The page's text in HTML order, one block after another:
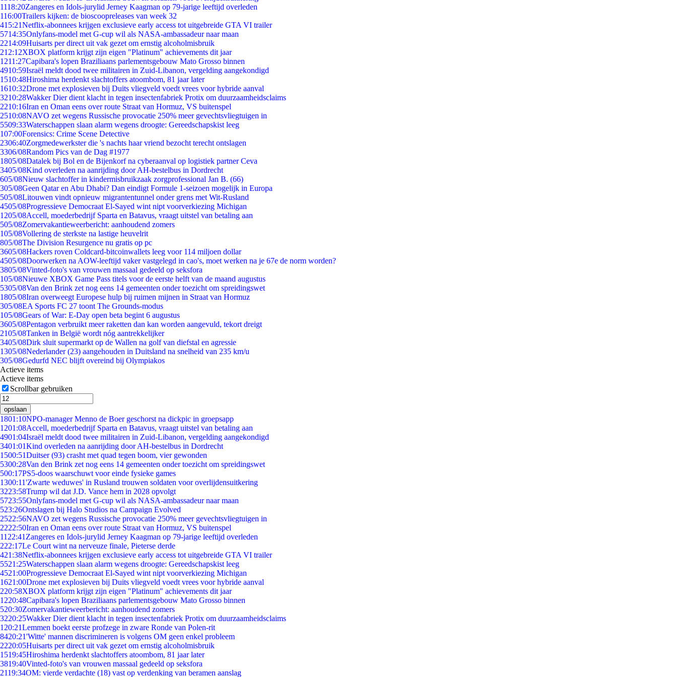
1118:20Zangeres en Idols-jurylid Jerney Kaagman op 79-jarige leeftijd overleden
116:00Trailers kijken: de bioscoopreleases van week 32
415:21Netflix-abonnees krijgen exclusieve early access tot uitgebreide GTA VI trailer
5714:35Onlyfans-model met G-cup wil als NASA-ambassadeur naar maan
2214:09Huisarts per direct uit vak gezet om ernstig alcoholmisbruik
212:12XBOX platform krijgt zijn eigen "Platinum" achievements dit jaar
1211:27Capibara's lopen Braziliaans parlementsgebouw Mato Grosso binnen
4910:59Israël meldt dood twee militairen in Zuid-Libanon, vergelding aangekondigd
1510:48Hiroshima herdenkt slachtoffers atoombom, 81 jaar later
1610:32Drone met explosieven bij Duits vliegveld voedt vrees voor hybride aanval
3210:28Wakker Dier dient klacht in tegen insectenfabriek Protix om duurzaamheidsclaims
2210:16Iran en Oman eens over route Straat van Hormuz, VS buitenspel
2510:08NAVO zet wegens Russische provocatie 250% meer gevechtsvliegtuigen in
5509:33Waterschappen slaan alarm wegens droogte: Gereedschapskist leeg
107:00Forensics: Crime Scene Detective
2306:40Zorgmedewerkster die 's nachts haar vriend bezocht terecht ontslagen
3306/08Random Pics van de Dag #1977
1805/08Datalek bij Bol en de Bijenkorf na cyberaanval op logistiek partner Ceva
3405/08Kind overleden na aanrijding door AH-bestelbus in Dordrecht
605/08Nieuw slachtoffer in kindermisbruikzaak zorgprofessional Jan B. (66)
305/08Geen Qatar en Abu Dhabi? Dan eindigt Formule 1-seizoen mogelijk in Europa
505/08Litouwen vindt opnieuw migrantentunnel onder grens met Wit-Rusland
4505/08Progressieve Democraat El-Sayed wint nipt voorverkiezing Michigan
1205/08Accell, moederbedrijf Sparta en Batavus, vraagt uitstel van betaling aan
505/08Zomervakantieweerbericht: aanhoudend zomers
105/08Vollering de sterkste na lastige heuvelrit
805/08The Division Resurgence nu gratis op pc
3605/08Hackers roven Coldcard-bitcoinwallets leeg voor 114 miljoen dollar
4505/08Doorwerken na AOW-leeftijd vaker vastgelegd in cao's, moet werken na je 67e de norm worden?
3805/08Vinted-foto's van vrouwen massaal gedeeld op seksfora
105/08Nieuwe XBOX Game Pass titels voor de eerste helft van de maand augustus
5305/08Van den Brink zet nog eens 14 gemeenten onder toezicht om spreidingswet
1805/08Iran overweegt Europese hulp bij ruimen mijnen in Straat van Hormuz
305/08EA Sports FC 27 toont The Grounds-modus
105/08Gears of War: E-Day open beta begint 6 augustus
3605/08Pentagon verbruikt meer raketten dan kan worden aangevuld, tekort dreigt
2105/08Tanken in België wordt nóg aantrekkelijker
3405/08Dirk sluit supermarkt op de Wallen na golf van diefstal en agressie
1305/08Nederlander (23) aangehouden in Duitsland na snelheid van 235 km/u
305/08Gedurfd NEC blijft overeind bij Olympiakos
Actieve items
Actieve items
Scrollbar gebruiken
opslaan
1801:10NPO-manager Menno de Boer geschorst na dickpic in groepsapp
1201:08Accell, moederbedrijf Sparta en Batavus, vraagt uitstel van betaling aan
4901:04Israël meldt dood twee militairen in Zuid-Libanon, vergelding aangekondigd
3401:01Kind overleden na aanrijding door AH-bestelbus in Dordrecht
1500:51Duitser (93) crasht met quad tegen boom, vier gewonden
5300:28Van den Brink zet nog eens 14 gemeenten onder toezicht om spreidingswet
500:17PS5-doos waarschuwt voor einde fysieke games
1300:11'Zwarte weduwes' in Rusland trouwen soldaten voor overlijdensuitkering
3223:58Trump wil dat J.D. Vance hem in 2028 opvolgt
5723:55Onlyfans-model met G-cup wil als NASA-ambassadeur naar maan
523:26Ontslagen bij Halo Studios na Campaign Evolved
2522:56NAVO zet wegens Russische provocatie 250% meer gevechtsvliegtuigen in
2222:50Iran en Oman eens over route Straat van Hormuz, VS buitenspel
11 22:41 Zangeres en Idols-jurylid Jerney Kaagman op 79-jarige leeftijd overleden
222:17Le Court wint na nerveuze finale, Pieterse derde
421:38Netflix-abonnees krijgen exclusieve early access tot uitgebreide GTA VI trailer
5521:25Waterschappen slaan alarm wegens droogte: Gereedschapskist leeg
4521:00Progressieve Democraat El-Sayed wint nipt voorverkiezing Michigan
1621:00Drone met explosieven bij Duits vliegveld voedt vrees voor hybride aanval
220:58XBOX platform krijgt zijn eigen "Platinum" achievements dit jaar
1220:48Capibara's lopen Braziliaans parlementsgebouw Mato Grosso binnen
520:30Zomervakantieweerbericht: aanhoudend zomers
3220:25Wakker Dier dient klacht in tegen insectenfabriek Protix om duurzaamheidsclaims
1 20:21Lemmen boekt eerste profzege in zware Ronde van Polen-rit
8420:21'Witte' mannen discrimineren is volgens OM geen enkel probleem
2220:05Huisarts per direct uit vak gezet om ernstig alcoholmisbruik
1519:45Hiroshima herdenkt slachtoffers atoombom, 81 jaar later
3819:40Vinted-foto's van vrouwen massaal gedeeld op seksfora
2119:34OM: vierde verdachte (18) vast op verdenking van beramen aanslag